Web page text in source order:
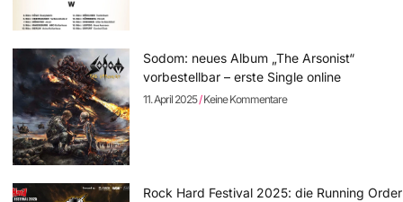
Sodom: neues Album „The Arsonist“
vorbestellbar – erste Single online
11. April 2025 Keine Kommentare
Rock Hard Festival 2025: die Running Order